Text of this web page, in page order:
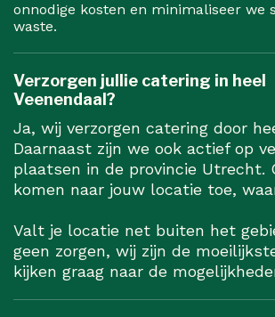
onnodige kosten en minimaliseer we
waste.
Verzorgen jullie catering in heel
Veenendaal?
Ja, wij verzorgen catering door
Daarnaast zijn we ook actief op
plaatsen in de provincie Utrecht.
komen naar jouw locatie toe,
Valt je locatie net buiten het
geen zorgen, wij zijn de
kijken graag naar de